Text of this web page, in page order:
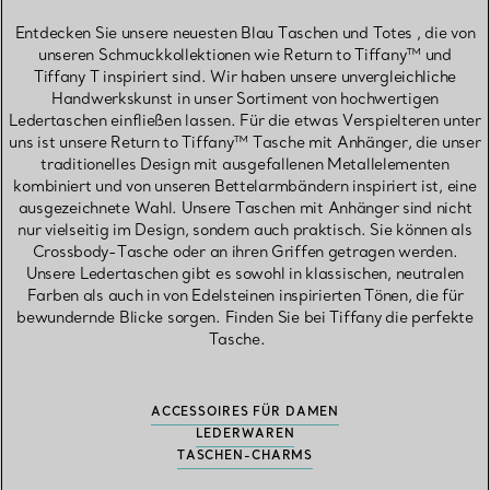
Entdecken Sie unsere neuesten Blau Taschen und Totes , die von
unseren Schmuckkollektionen wie Return to Tiffany™ und
Tiffany T inspiriert sind. Wir haben unsere unvergleichliche
Handwerkskunst in unser Sortiment von hochwertigen
Ledertaschen einfließen lassen. Für die etwas Verspielteren unter
uns ist unsere Return to Tiffany™ Tasche mit Anhänger, die unser
traditionelles Design mit ausgefallenen Metallelementen
kombiniert und von unseren Bettelarmbändern inspiriert ist, eine
ausgezeichnete Wahl. Unsere Taschen mit Anhänger sind nicht
nur vielseitig im Design, sondern auch praktisch. Sie können als
Crossbody-Tasche oder an ihren Griffen getragen werden.
Unsere Ledertaschen gibt es sowohl in klassischen, neutralen
Farben als auch in von Edelsteinen inspirierten Tönen, die für
bewundernde Blicke sorgen. Finden Sie bei Tiffany die perfekte
Tasche.
ACCESSOIRES FÜR DAMEN
LEDERWAREN
TASCHEN-CHARMS